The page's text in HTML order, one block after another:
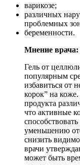
варикозе;
различных
проблемных
беременности.
Мнение врача:
Гель от
популярным
избавиться от
корок” на
продукта
что активные
уменьшению
снизить
врачи
может быть